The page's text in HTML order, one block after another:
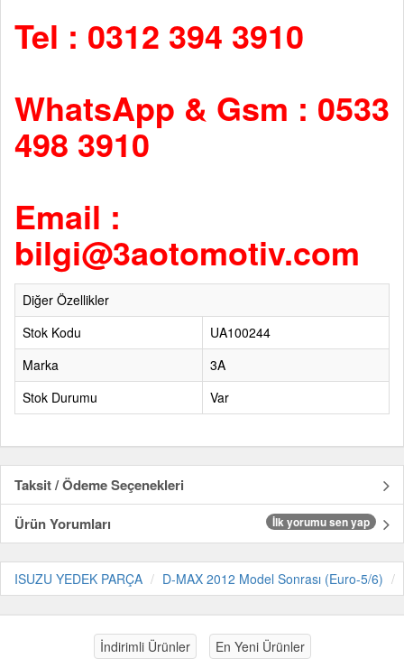
Tel : 0312 394 3910
WhatsApp & Gsm : 0533
498 3910
Email :
bilgi@3aotomotiv.com
Diğer Özellikler
Stok Kodu
UA100244
Marka
3A
Stok Durumu
Var
Taksit / Ödeme Seçenekleri
Ürün Yorumları
İlk yorumu sen yap
ISUZU YEDEK PARÇA D-MAX 2012 Model Sonrası (Euro-5/6)
İndirimli Ürünler En Yeni Ürünler